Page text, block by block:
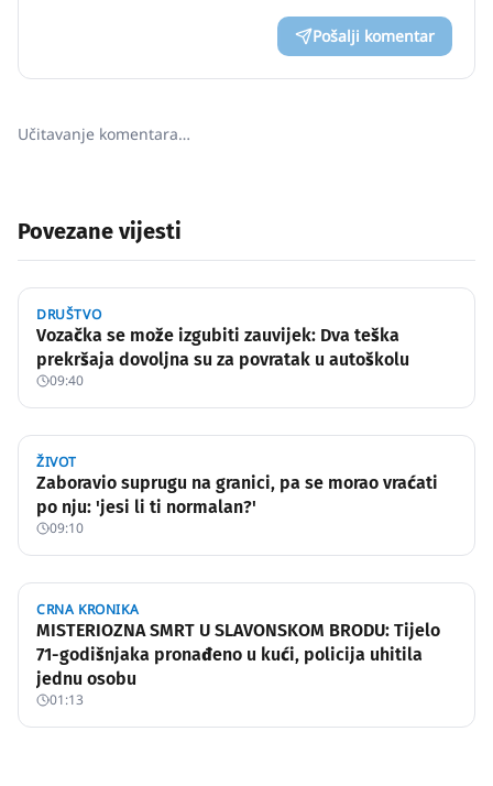
Pošalji komentar
Učitavanje komentara…
Povezane vijesti
DRUŠTVO
Vozačka se može izgubiti zauvijek: Dva teška
prekršaja dovoljna su za povratak u autoškolu
09:40
ŽIVOT
Zaboravio suprugu na granici, pa se morao vraćati
po nju: 'jesi li ti normalan?'
09:10
CRNA KRONIKA
MISTERIOZNA SMRT U SLAVONSKOM BRODU: Tijelo
71-godišnjaka pronađeno u kući, policija uhitila
jednu osobu
01:13